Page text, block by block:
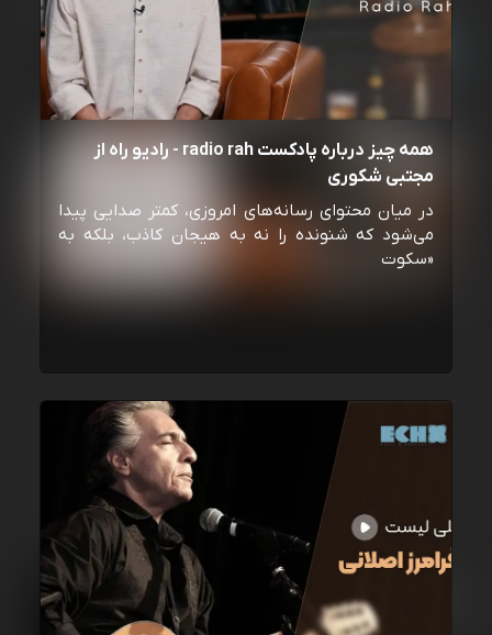
همه چیز درباره پادکست radio rah - رادیو راه از
مجتبی شکوری
در میان محتوای رسانه‌های امروزی، کمتر صدایی پیدا
می‌شود که شنونده را نه به هیجان کاذب، بلکه به
«سکوت